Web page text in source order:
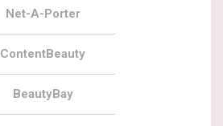
Net-A-Porter
ContentBeauty
BeautyBay